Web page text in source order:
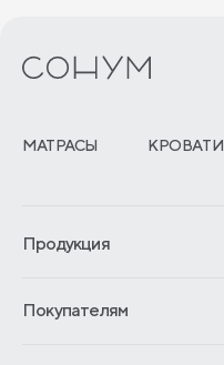
МАТРАСЫ КРОВАТИ
Продукция
Гарантии
Покупателям